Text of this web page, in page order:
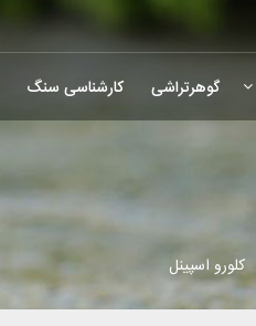
گوهرتراشی کارشناسی سنگ
کلورو اسپینل